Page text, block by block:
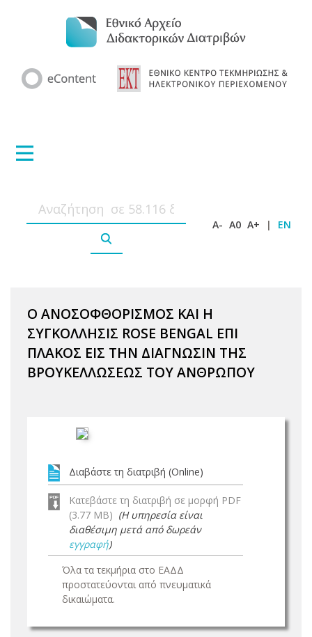
A- A0 A+ | EN
Ο ΑΝΟΣΟΦΘΟΡΙΣΜΟΣ ΚΑΙ Η
ΣΥΓΚΟΛΛΗΣΙΣ ROSE BENGAL ΕΠΙ
ΠΛΑΚΟΣ ΕΙΣ ΤΗΝ ΔΙΑΓΝΩΣΙΝ ΤΗΣ
ΒΡΟΥΚΕΛΛΩΣΕΩΣ ΤΟΥ ΑΝΘΡΩΠΟΥ
Διαβάστε τη διατριβή (Online)
Κατεβάστε τη διατριβή σε μορφή PDF
(3.77 MB) (Η υπηρεσία είναι
διαθέσιμη μετά από δωρεάν
εγγραφή)
Όλα τα τεκμήρια στο ΕΑΔΔ
προστατεύονται από πνευματικά
δικαιώματα.